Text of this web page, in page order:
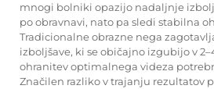
mnogi bolniki opazijo nadaljnje
po obravnavi, nato pa sledi stabilna
Tradicionalne obrazne nega
izboljšave, ki se običajno izgubijo v
ohranitev optimalnega videza
Značilen razliko v trajanju rezultatov